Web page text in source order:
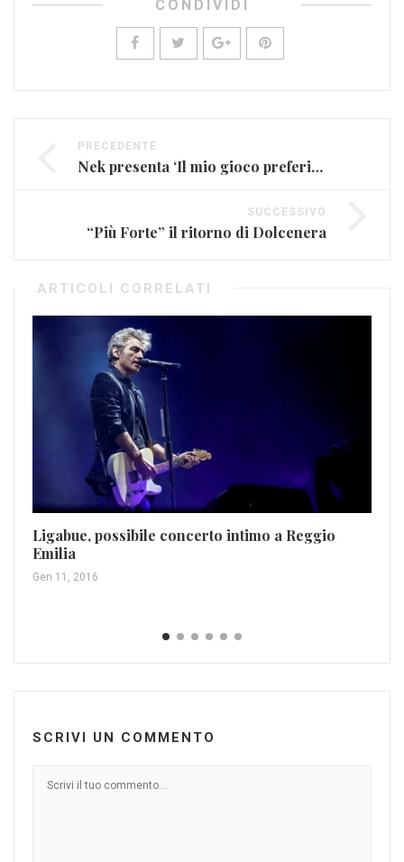
CONDIVIDI
PRECEDENTE
Nek presenta ‘Il mio gioco preferito’
SUCCESSIVO
“Più Forte” il ritorno di Dolcenera
ARTICOLI CORRELATI
Ligabue, possibile concerto intimo a Reggio
Emilia
Gen 11, 2016
SCRIVI UN COMMENTO